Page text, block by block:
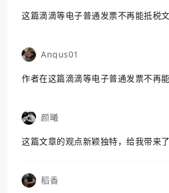
这篇滴滴等电子普通发票不再能抵税
Angus01
作者在这篇滴滴等电子普通发票不再
颜曦
这篇文章的观点新颖独特，给我带来
稻香